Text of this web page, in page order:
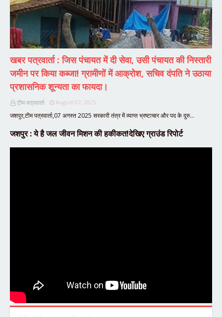
खबर पत्रवार्ता : जिस पंचायत में दी सेवा, उसी पंचायत की निस्तारी
जमीन पर किया कब्जा! ग्रामीणों में आक्रोश, सचिव दंपति ने उठाया
प्रशासनिक शून्यता का फायदा।
टीम पत्रवार्ता August 07, 2025
जशपुर,टीम पत्रवार्ता,07 अगस्त 2025 सरकारी तंत्र में व्याप्त भ्रष्टाचार और पद के दुरु…
जशपुर : ये है जल जीवन मिशन की हकीकत!देखिए ग्राउंड रिपोर्ट